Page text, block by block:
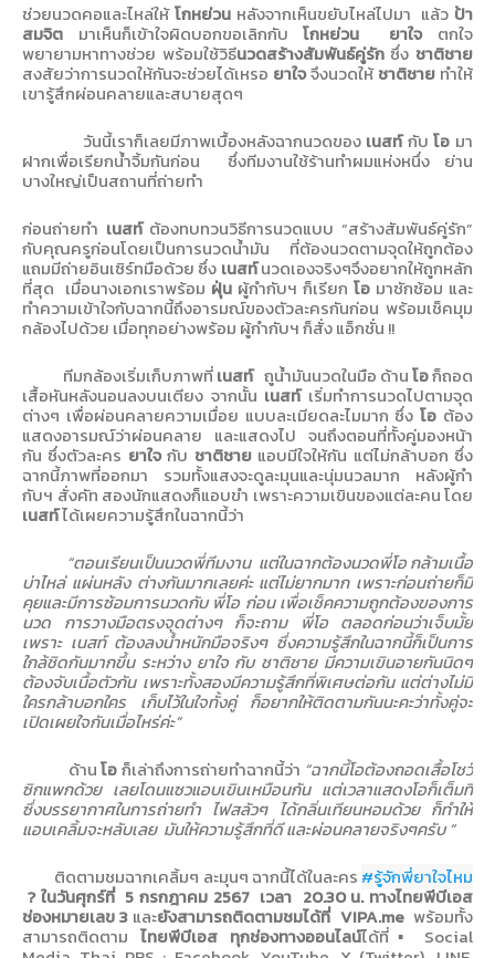
ช่วยนวดคอและไหล่ให้โกหย่วนหลังจากเห็นขยับไหล่ไปมา แล้ว ป้า
สมจิต มาเห็นก็เข้าใจผิดบอกขอเลิกกับโกหย่วน ยาใจตกใจ
พยายามหาทางช่วย พร้อมใช้วิธีนวดสร้างสัมพันธ์คู่รักซึ่ง ชาติชาย
สงสัยว่าการนวดให้กันจะช่วยได้เหรอ ยาใจจึงนวดให้ชาติชาย ทำให้
เขารู้สึกผ่อนคลายและสบายสุดๆ
วันนี้เราก็เลยมีภาพเบื้องหลังฉากนวดของ เนสท์กับโอ มา
ฝากเพื่อเรียกน้ำจิ้มกันก่อน ซึ่งทีมงานใช้ร้านทำผมแห่งหนึ่ง ย่าน
บางใหญ่เป็นสถานที่ถ่ายทำ
ก่อนถ่ายทำ เนสท์ต้องทบทวนวิธีการนวดแบบ “สร้างสัมพันธ์คู่รัก”
กับคุณครูก่อนโดยเป็นการนวดน้ำมัน ที่ต้องนวดตามจุดให้ถูกต้อง
แถมมีถ่ายอินเซิร์ทมือด้วย ซึ่ง เนสท์นวดเองจริงๆจึงอยากให้ถูกหลัก
ที่สุด เมื่อนางเอกเราพร้อม ฝุ่น ผู้กำกับฯ ก็เรียก โอ มาซักซ้อม และ
ทำความเข้าใจกับฉากนี้ถึงอารมณ์ของตัวละครกันก่อน พร้อมเช็คมุม
กล้องไปด้วย เมื่อทุกอย่างพร้อม ผู้กำกับฯ ก็สั่ง แอ็กชั่น !!
ทีมกล้องเริ่มเก็บภาพที่เนสท์ ถูน้ำมันนวดในมือ ด้านโอก็ถอด
เสื้อหันหลังนอนลงบนเตียง จากนั้น เนสท์เริ่มทำการนวดไปตามจุด
ต่างๆ เพื่อผ่อนคลายความเมื่อย แบบละเมียดละไมมาก ซึ่งโอ ต้อง
แสดงอารมณ์ว่าผ่อนคลาย และแสดงไป จนถึงตอนที่ทั้งคู่มองหน้า
กัน ซึ่งตัวละคร ยาใจกับ ชาติชายแอบมีใจให้กัน แต่ไม่กล้าบอก ซึ่ง
ฉากนี้ภาพที่ออกมา รวมทั้งแสงจะดูละมุนและนุ่มนวลมาก หลังผู้กำ
กับฯ สั่งคัท สองนักแสดงก็แอบขำ เพราะความเขินของแต่ละคน โดย
เนสท์ได้เผยความรู้สึกในฉากนี้ว่า
“ตอนเรียนเป็นนวดพี่ทีมงาน แต่ในฉากต้องนวดพี่โอ กล้ามเนื้อ
บ่าไหล่ แผ่นหลัง ต่างกันมากเลยค่ะ แต่ไม่ยากมาก เพราะก่อนถ่ายก็มี
คุยและมีการซ้อมการนวดกับ พี่โอ ก่อน เพื่อเช็คความถูกต้องของการ
นวด การวางมือตรงจุดต่างๆ ก็จะถาม พี่โอ ตลอดก่อนว่าเจ็บมั้ย
เพราะ เนสท์ ต้องลงน้ำหนักมือจริงๆ ซึ่งความรู้สึกในฉากนี้ก็เป็นการ
ใกล้ชิดกันมากขึ้น ระหว่าง ยาใจ กับ ชาติชาย มีความเขินอายกันนิดๆ
ต้องจับเนื้อตัวกัน เพราะทั้งสองมีความรู้สึกที่พิเศษต่อกัน แต่ต่างไม่มี
ใครกล้าบอกใคร เก็บไว้ในใจทั้งคู่ ก็อยากให้ติดตามกันนะคะว่าทั้งคู่จะ
เปิดเผยใจกันเมื่อไหร่ค่ะ”
ด้านโอก็เล่าถึงการถ่ายทำฉากนี้ว่า “ฉากนี้โอต้องถอดเสื้อโชว์
ซิกแพกด้วย เลยโดนแซวแอบเขินเหมือนกัน แต่เวลาแสดงโอก็เต็มที่
ซึ่งบรรยากาศในการถ่ายทำ ไฟสลัวๆ ได้กลิ่นเทียนหอมด้วย ก็ทำให้
แอบเคลิ้มจะหลับเลย มันให้ความรู้สึกที่ดี และผ่อนคลายจริงๆครับ ”
ติดตามชมฉากเคลิ้มๆ ละมุนๆ ฉากนี้ได้ในละคร #รู้จักพี่ยาใจไหม
?ในวันศุกร์ที่ 5 กรกฎาคม 2567 เวลา 20.30น. ทางไทยพีบีเอส
ช่องหมายเลข3 และยังสามารถติดตามชมได้ที่ VIPA.me พร้อมทั้ง
สามารถติดตาม ไทยพีบีเอส ทุกช่องทางออนไลน์ได้ที่▪ Social